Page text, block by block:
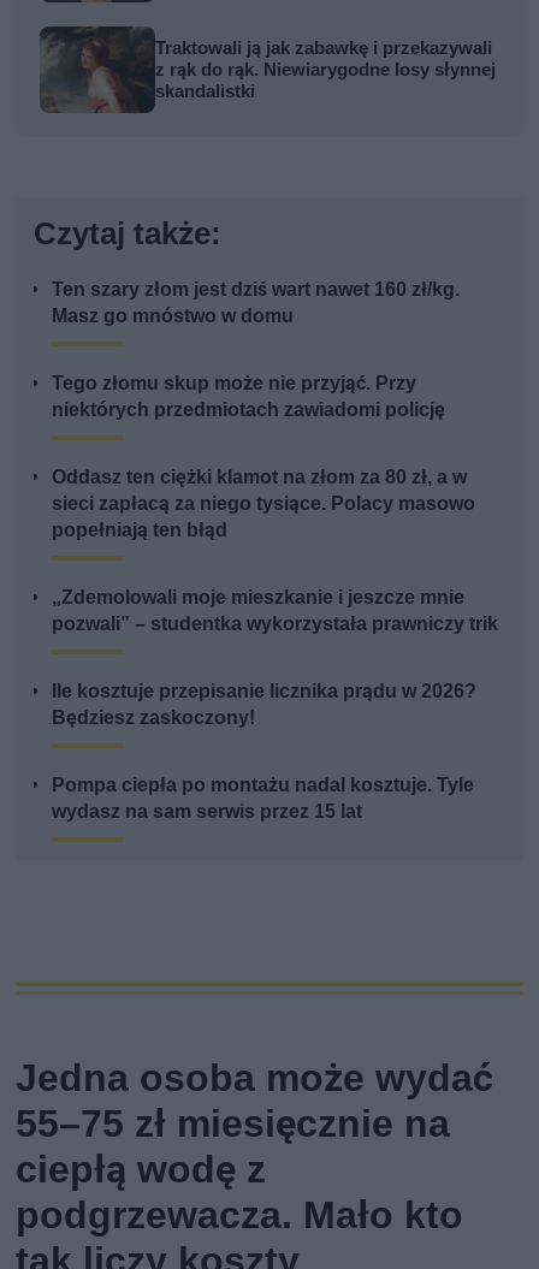
Traktowali ją jak zabawkę i przekazywali
z rąk do rąk. Niewiarygodne losy słynnej
skandalistki
Czytaj także:
Ten szary złom jest dziś wart nawet 160 zł/kg.
Masz go mnóstwo w domu
Tego złomu skup może nie przyjąć. Przy
niektórych przedmiotach zawiadomi policję
Oddasz ten ciężki klamot na złom za 80 zł, a w
sieci zapłacą za niego tysiące. Polacy masowo
popełniają ten błąd
„Zdemolowali moje mieszkanie i jeszcze mnie
pozwali” – studentka wykorzystała prawniczy trik
Ile kosztuje przepisanie licznika prądu w 2026?
Będziesz zaskoczony!
Pompa ciepła po montażu nadal kosztuje. Tyle
wydasz na sam serwis przez 15 lat
Jedna osoba może wydać
55–75 zł miesięcznie na
ciepłą wodę z
podgrzewacza. Mało kto